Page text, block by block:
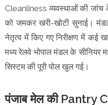
Cleanliness व्यवस्थाओं की जांच के
को जमकर खरी-खोटी सुनाई।
नेतृत्व में किए गए निरीक्षण में कई
मध्य रेलवे भोपाल मंडल के सीनियर
सिस्टम की पूरी पोल खुल गई।
पंजाब मेल की Pantry